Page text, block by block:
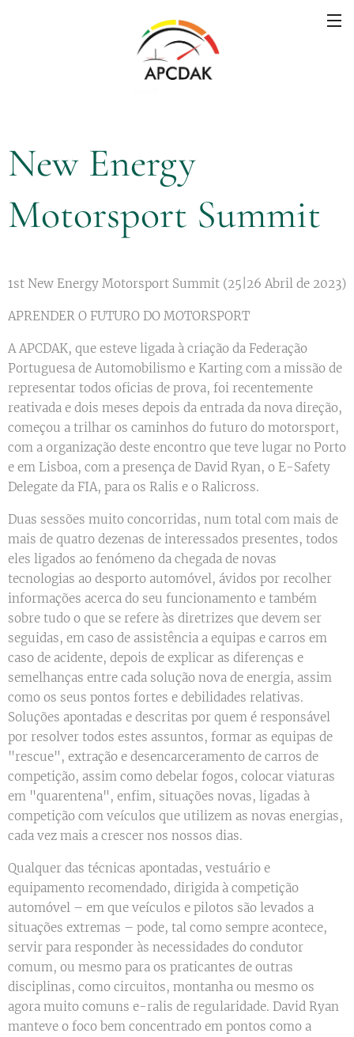
New Energy
Motorsport Summit
1st New Energy Motorsport Summit (25|26 Abril de 2023)
APRENDER O FUTURO DO MOTORSPORT
A APCDAK, que esteve ligada à criação da Federação
Portuguesa de Automobilismo e Karting com a missão de
representar todos oficias de prova, foi recentemente
reativada e dois meses depois da entrada da nova direção,
começou a trilhar os caminhos do futuro do motorsport,
com a organização deste encontro que teve lugar no Porto
e em Lisboa, com a presença de David Ryan, o E-Safety
Delegate da FIA, para os Ralis e o Ralicross.
Duas sessões muito concorridas, num total com mais de
mais de quatro dezenas de interessados presentes, todos
eles ligados ao fenómeno da chegada de novas
tecnologias ao desporto automóvel, ávidos por recolher
informações acerca do seu funcionamento e também
sobre tudo o que se refere às diretrizes que devem ser
seguidas, em caso de assistência a equipas e carros em
caso de acidente, depois de explicar as diferenças e
semelhanças entre cada solução nova de energia, assim
como os seus pontos fortes e debilidades relativas.
Soluções apontadas e descritas por quem é responsável
por resolver todos estes assuntos, formar as equipas de
"rescue", extração e desencarceramento de carros de
competição, assim como debelar fogos, colocar viaturas
em "quarentena", enfim, situações novas, ligadas à
competição com veículos que utilizem as novas energias,
cada vez mais a crescer nos nossos dias.
Qualquer das técnicas apontadas, vestuário e
equipamento recomendado, dirigida à competição
automóvel – em que veículos e pilotos são levados a
situações extremas – pode, tal como sempre acontece,
servir para responder às necessidades do condutor
comum, ou mesmo para os praticantes de outras
disciplinas, como circuitos, montanha ou mesmo os
agora muito comuns e-ralis de regularidade. David Ryan
manteve o foco bem concentrado em pontos como a